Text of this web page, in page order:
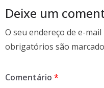
k
Deixe um
O seu endereço de e-
obrigatórios são
Comentário *